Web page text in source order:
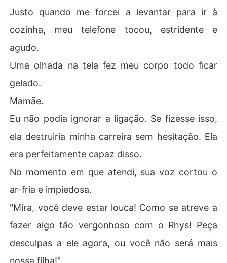
Justo quando me forcei a levantar para ir à
cozinha, meu telefone tocou, estridente e
agudo.
Uma olhada na tela fez meu corpo todo ficar
gelado.
Mamãe.
Eu não podia ignorar a ligação. Se fizesse isso,
ela destruiria minha carreira sem hesitação. Ela
era perfeitamente capaz disso.
No momento em que atendi, sua voz cortou o
ar-fria e impiedosa.
"Mira, você deve estar louca! Como se atreve a
fazer algo tão vergonhoso com o Rhys! Peça
desculpas a ele agora, ou você não será mais
nossa filha!"